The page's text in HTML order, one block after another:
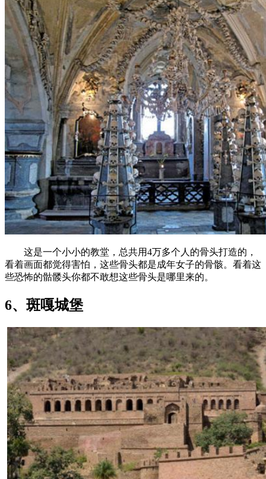
这是一个小小的教堂，总共用4万多个人的骨头打造的，
看着画面都觉得害怕，这些骨头都是成年女子的骨骸。看着这
些恐怖的骷髅头你都不敢想这些骨头是哪里来的。
6、斑嘎城堡